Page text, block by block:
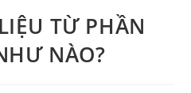
TỪ PHẦN
NÀO?